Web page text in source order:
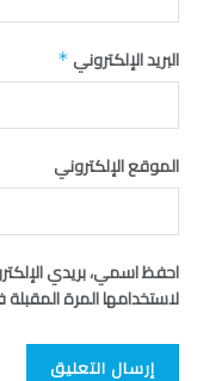
البريد الإلكتروني *
الموقع الإلكتروني
احفظ اسمي، بريدي
لاستخدامها المرة